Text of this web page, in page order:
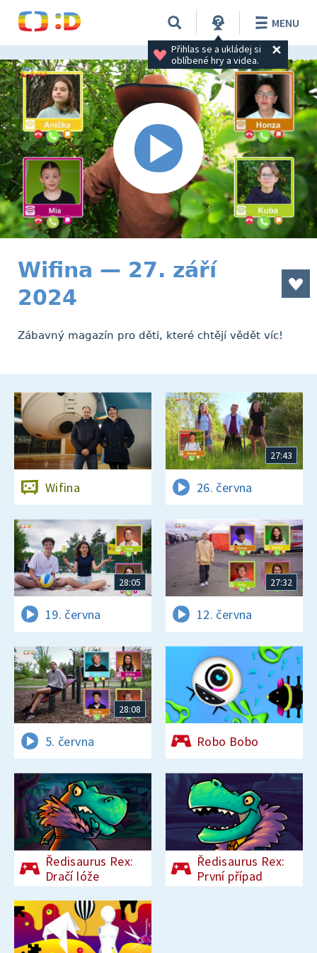
Přihlas se a ukládej si
oblíbené hry a videa.
MENU
Wifina — 27. září
2024
Zábavný magazín pro děti, které chtějí vědět víc!
Wifina
27:43
26. června
28:05
19. června
27:32
12. června
28:08
5. června Robo Bobo
Ředisaurus Rex:
Dračí lóže
Ředisaurus Rex:
První případ